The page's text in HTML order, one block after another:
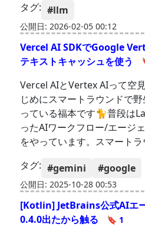
タグ: #llm
公開日: 2026-02-05 00:12
Vercel AI SDKでGoogle
テキストキャッシュを使う
Vercel AIとVertex AIって空
じめにスマートラウンドで
っている福本です🐈普段は
ったAIワークフロー/エージ
をやっています。スマート
タグ: #gemini #google
公開日: 2025-10-28 00:53
[Kotlin] JetBrains公式AIエ
0.4.0出たから触る
🔖 1